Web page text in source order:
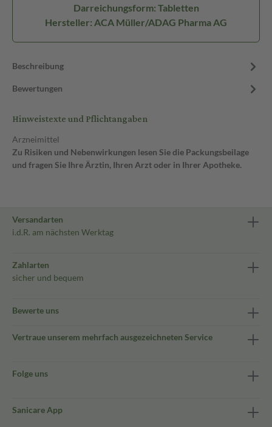
Darreichungsform: Tabletten
Hersteller: ACA Müller/ADAG Pharma AG
Beschreibung
Bewertungen
Hinweistexte und Pflichtangaben
Arzneimittel
Zu Risiken und Nebenwirkungen lesen Sie die Packungsbeilage
und fragen Sie Ihre Ärztin, Ihren Arzt oder in Ihrer Apotheke.
Versandarten
i.d.R. am nächsten Werktag
Zahlarten
sicher und bequem
Bewerte uns
Vertraue unserem mehrfach ausgezeichneten Service
Folge uns
Sanicare App